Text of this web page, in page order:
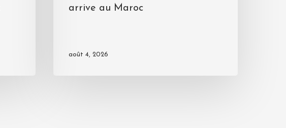
arrive au Maroc
août 4, 2026